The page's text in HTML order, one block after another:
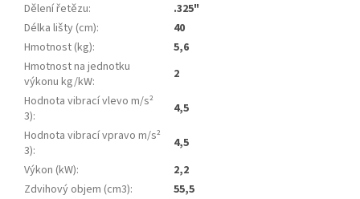
Dělení řetězu:
.325"
Délka lišty (cm):
40
Hmotnost (kg):
5,6
Hmotnost na jednotku
výkonu kg/kW:
2
Hodnota vibrací vlevo m/s²
3):
4,5
Hodnota vibrací vpravo m/s²
3):
4,5
Výkon (kW):
2,2
Zdvihový objem (cm3):
55,5